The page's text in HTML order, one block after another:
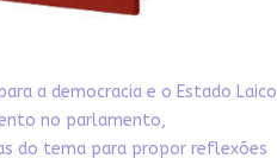
a democracia e o Estado Laico
no parlamento,
do tema para propor reflexões